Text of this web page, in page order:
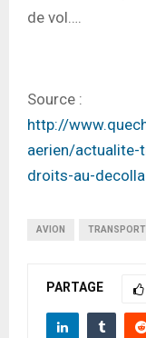
de vol….
Source :
http://
aerien/actualite-
droits-au-
AVION TRANSPORT
PARTAGE